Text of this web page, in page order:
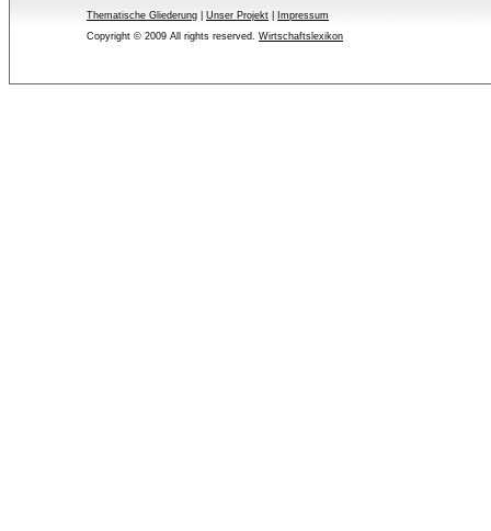
Thematische Gliederung Unser Projekt
Impressum
Copyright © 2009 All rights reserved. Wirtschaftslexikon